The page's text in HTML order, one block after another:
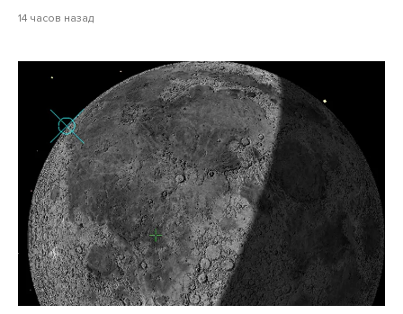
14 часов назад